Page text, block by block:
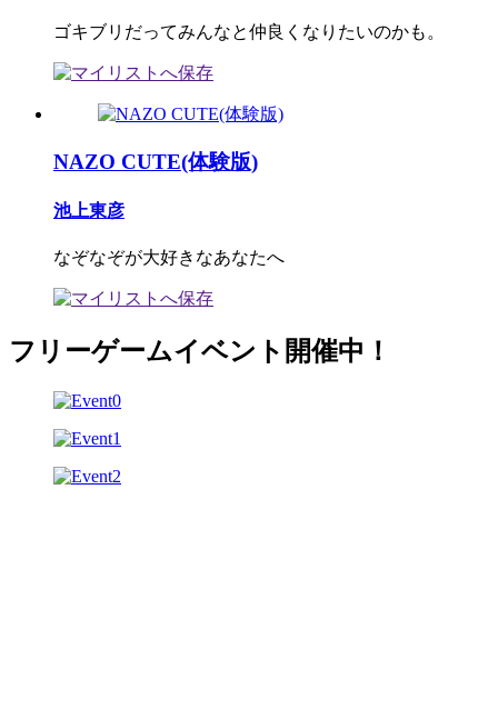
ゴキブリだってみんなと仲良くなりたいのかも。
NAZO CUTE(体験版)
池上東彦
なぞなぞが大好きなあなたへ
フリーゲームイベント開催中！